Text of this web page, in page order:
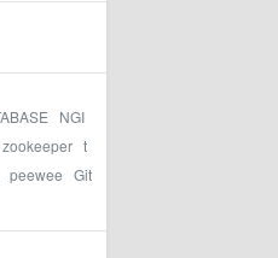
NGI
zookeeper t
peewee Git